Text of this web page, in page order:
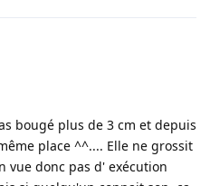
bougé plus de 3 cm et depuis
place ^^.... Elle ne grossit
vue donc pas d' exécution